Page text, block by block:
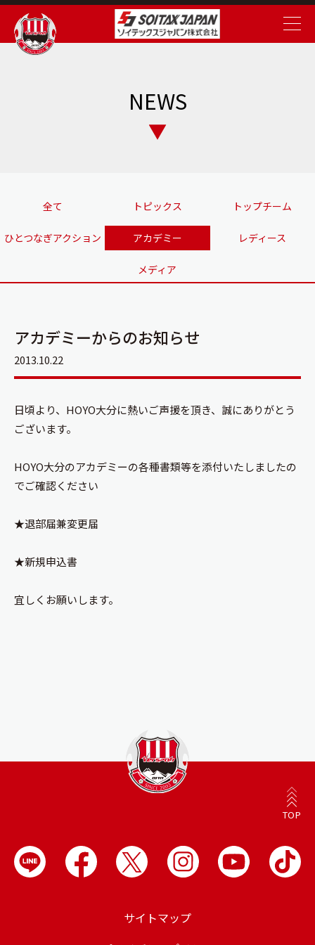
NEWS
全て トピックス トップチーム
ひとつなぎアクション アカデミー レディース
メディア
アカデミーからのお知らせ
2013.10.22
日頃より、HOYO大分に熱いご声援を頂き、誠にありがとう
ございます。
HOYO大分のアカデミーの各種書類等を添付いたしましたの
でご確認ください
★退部届兼変更届
★新規申込書
宜しくお願いします。
TOP
サイトマップ